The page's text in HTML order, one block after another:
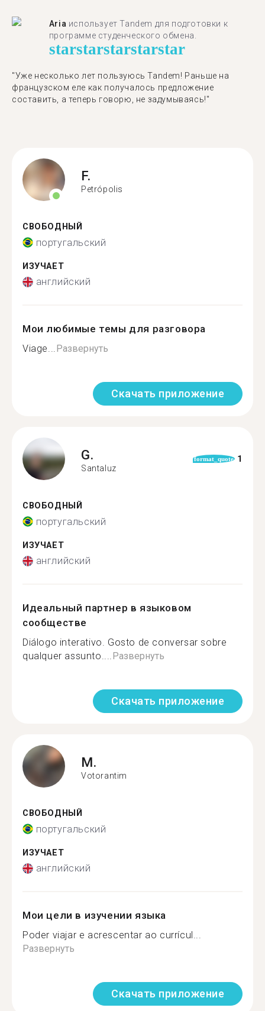
Aria использует Tandem для подготовки к
программе студенческого обмена.
starstarstarstarstar
"​​Уже несколько лет пользуюсь Tandem! Раньше на
французском еле как получалось предложение
составить, а теперь говорю, не задумываясь!"
F.
Petrópolis
СВОБОДНЫЙ
португальский
ИЗУЧАЕТ
английский
Мои любимые темы для разговора
Viage...Развернуть
Скачать приложение
G.
Santaluz
format_quote 1
СВОБОДНЫЙ
португальский
ИЗУЧАЕТ
английский
Идеальный партнер в языковом
сообществе
Diálogo interativo. Gosto de conversar sobre
qualquer assunto....Развернуть
Скачать приложение
M.
Votorantim
СВОБОДНЫЙ
португальский
ИЗУЧАЕТ
английский
Мои цели в изучении языка
Poder viajar e acrescentar ao currícul...
Развернуть
Скачать приложение